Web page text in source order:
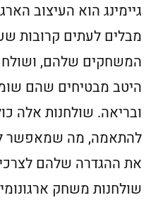
גיימינג הוא העיצוב
מבלים לעתים קרובות
המשחקים שלהם,
היטב מבטיחים שהם
ובריאה. שולחנות אלה
להתאמה, מה שמאפשר
את ההגדרה שלהם
שולחנות משחק